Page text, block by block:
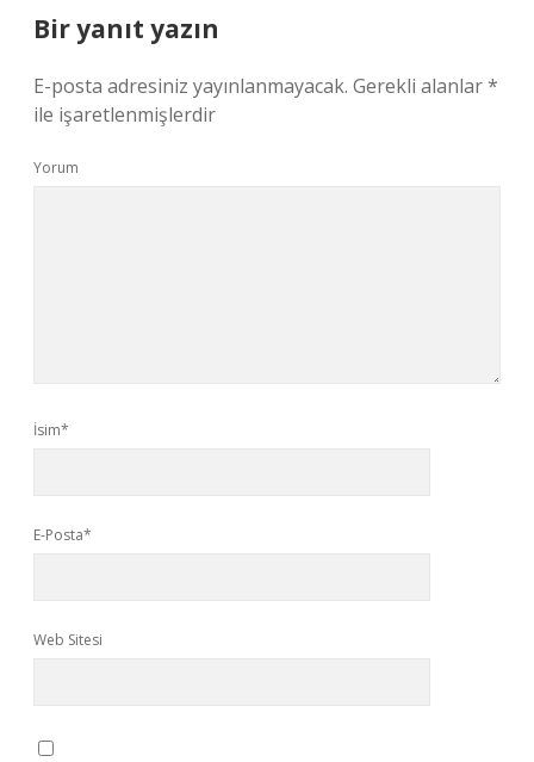
Bir yanıt yazın
E-posta adresiniz yayınlanmayacak. Gerekli alanlar*
ile işaretlenmişlerdir
Yorum
İsim*
E-Posta*
Web Sitesi